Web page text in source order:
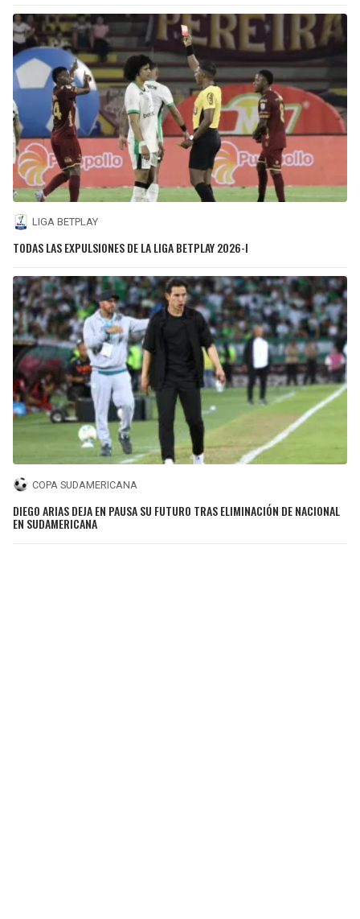
LIGA BETPLAY
TODAS LAS EXPULSIONES DE LA LIGA BETPLAY 2026-I
COPA SUDAMERICANA
DIEGO ARIAS DEJA EN PAUSA SU FUTURO TRAS ELIMINACIÓN DE NACIONAL
EN SUDAMERICANA